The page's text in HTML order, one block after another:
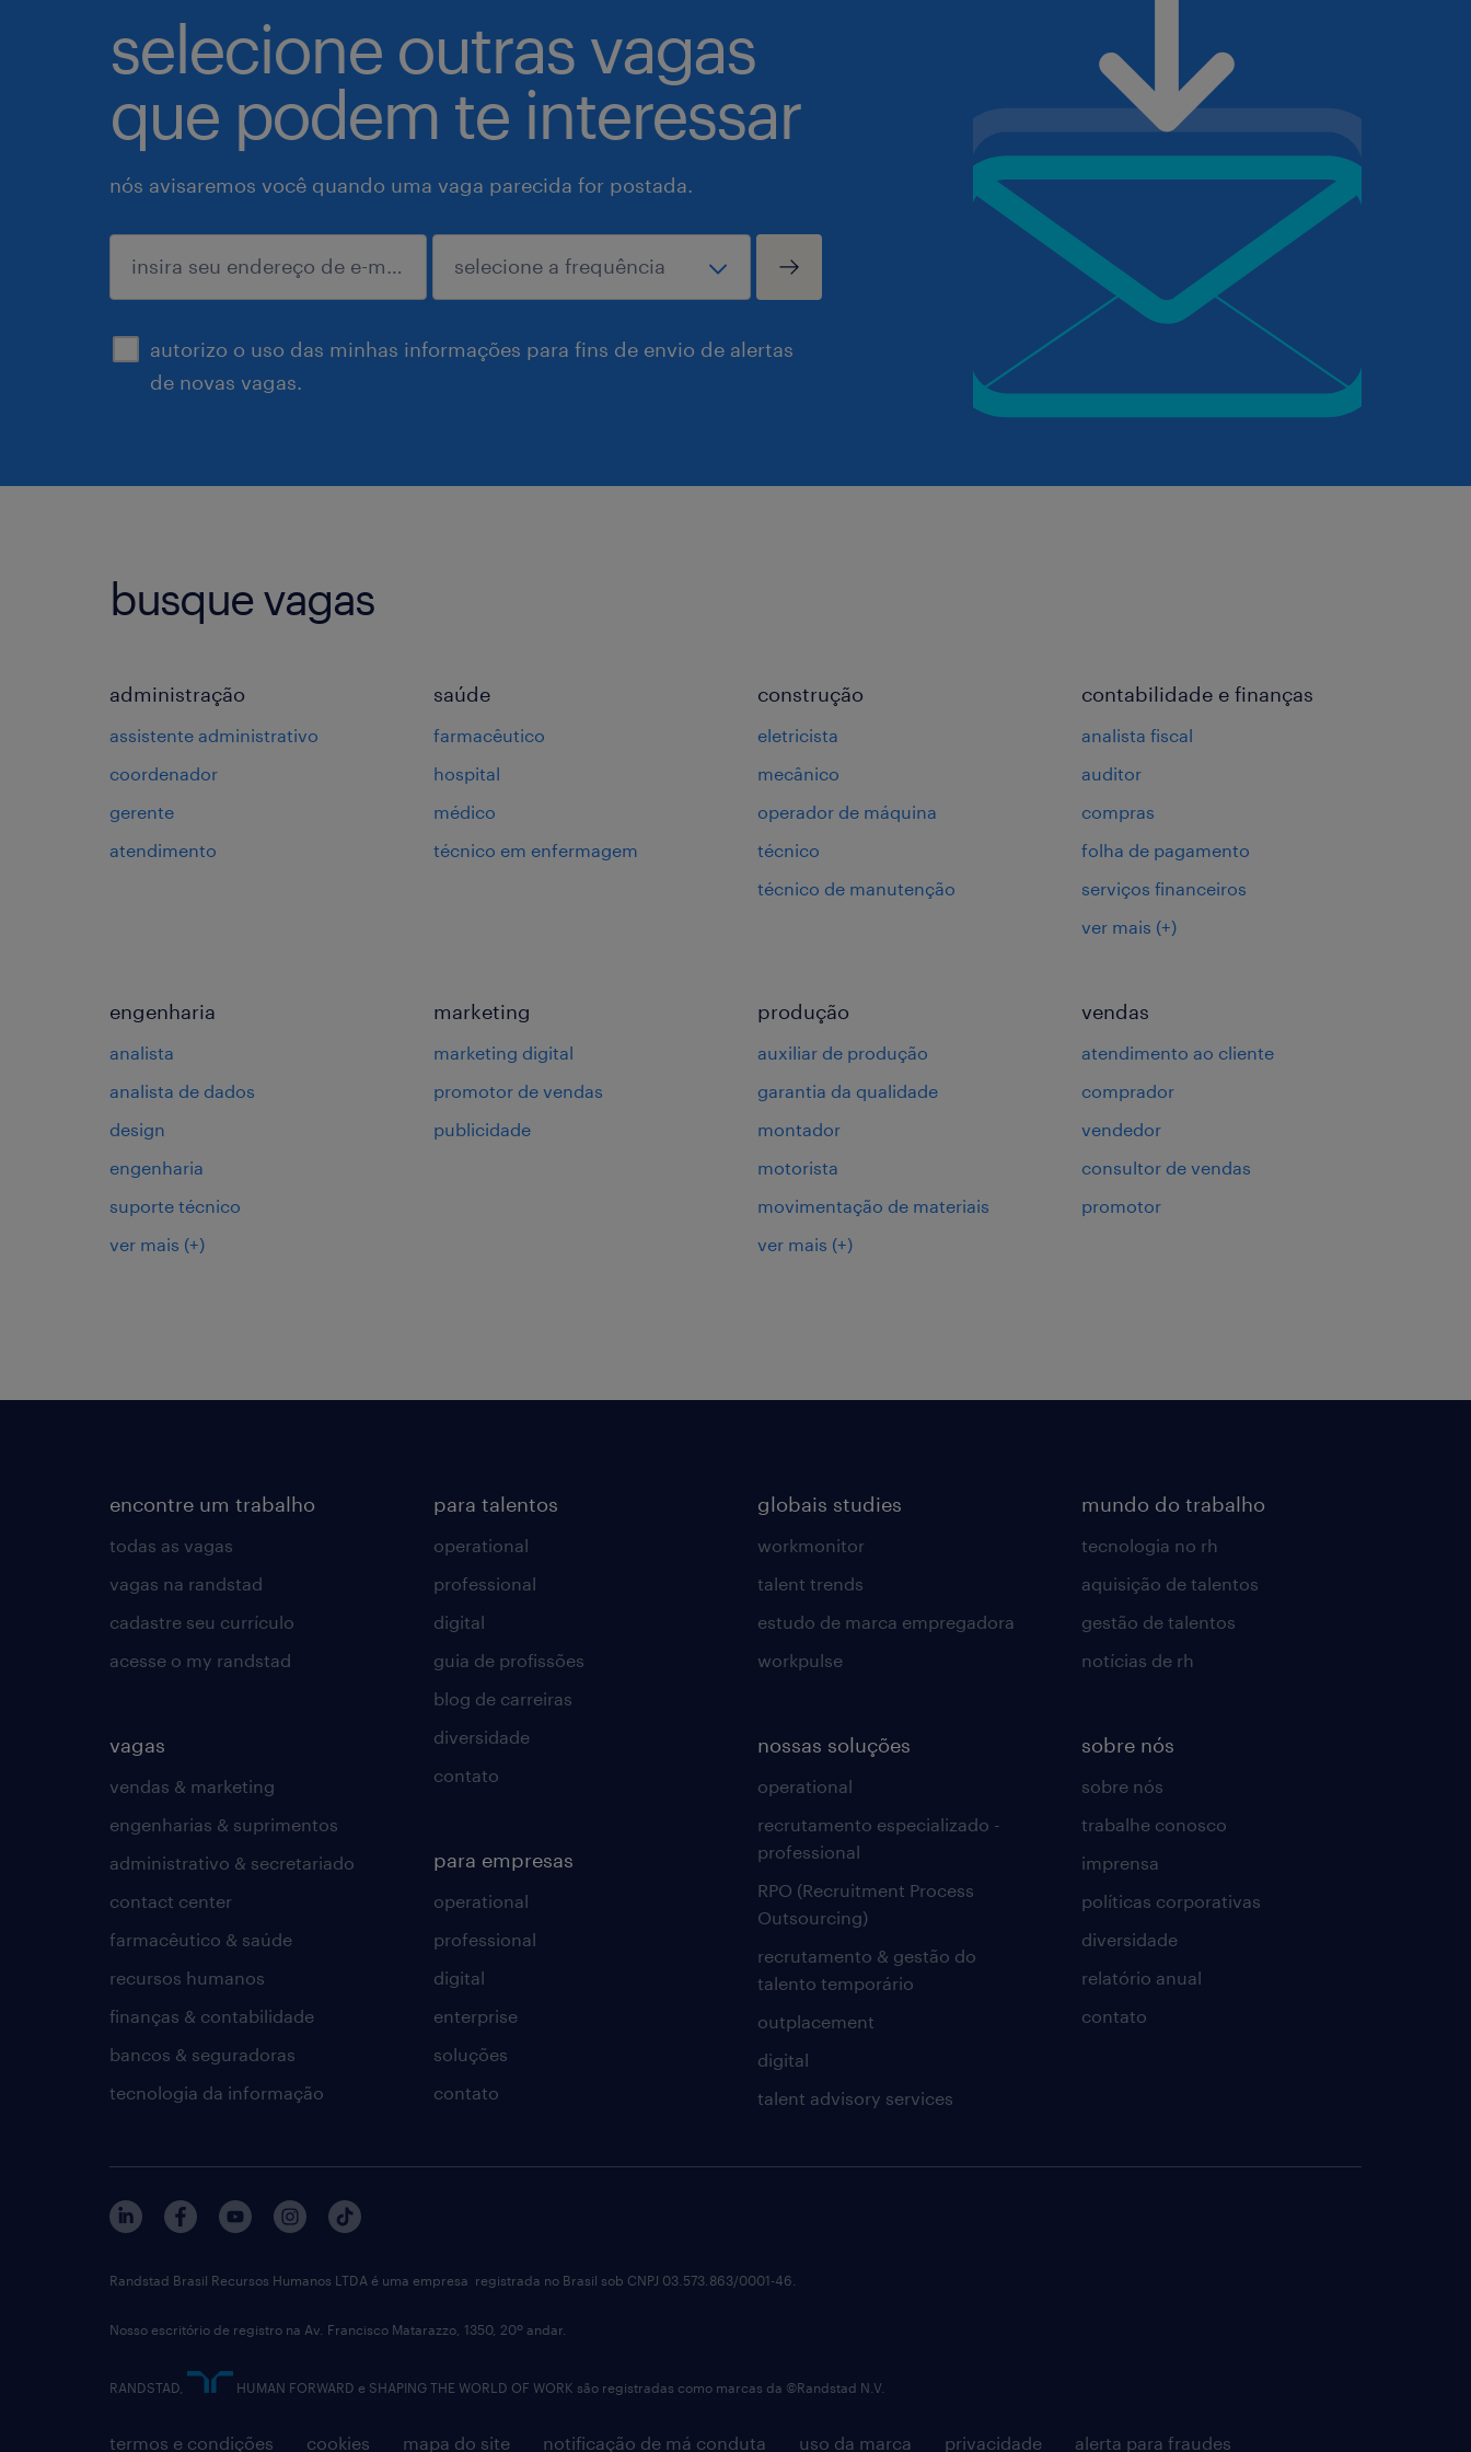
selecione outras vagas
que podem te interessar
nós avisaremos você quando uma vaga parecida for postada.
autorizo o uso das minhas informações para fins de envio de alertas
de novas vagas.
enviar
busque vagas
administração
assistente administrativo
coordenador
gerente
atendimento
saúde
farmacêutico
hospital
médico
técnico em enfermagem
construção
eletricista
mecânico
operador de máquina
técnico
técnico de manutenção
contabilidade e finanças
analista fiscal
auditor
compras
folha de pagamento
serviços financeiros
ver mais (+)
engenharia
analista
analista de dados
design
engenharia
suporte técnico
ver mais (+)
marketing
marketing digital
promotor de vendas
publicidade
produção
auxiliar de produção
garantia da qualidade
montador
motorista
movimentação de materiais
ver mais (+)
vendas
atendimento ao cliente
comprador
vendedor
consultor de vendas
promotor
encontre um trabalho
todas as vagas
vagas na randstad
cadastre seu currículo
acesse o my randstad
vagas
vendas & marketing
engenharias & suprimentos
administrativo & secretariado
contact center
farmacêutico & saúde
recursos humanos
finanças & contabilidade
bancos & seguradoras
tecnologia da informação
para talentos
operational
professional
digital
guia de profissões
blog de carreiras
diversidade
contato
para empresas
operational
professional
digital
enterprise
soluções
contato
globais studies
workmonitor
talent trends
estudo de marca empregadora
workpulse
nossas soluções
operational
recrutamento especializado -
professional
RPO (Recruitment Process
Outsourcing)
recrutamento & gestão do
talento temporário
outplacement
digital
talent advisory services
mundo do trabalho
tecnologia no rh
aquisição de talentos
gestão de talentos
notícias de rh
sobre nós
sobre nós
trabalhe conosco
imprensa
políticas corporativas
diversidade
relatório anual
contato
termos e condições cookies mapa do site notificação de má conduta uso da marca privacidade alerta para fraudes
Randstad Brasil Recursos Humanos LTDA é uma empresa registrada no Brasil sob CNPJ 03.573.863/0001-46.
Nosso escritório de registro na Av. Francisco Matarazzo, 1350, 20º andar.
RANDSTAD, HUMAN FORWARD e SHAPING THE WORLD OF WORK são registradas como marcas da ©Randstad N.V.